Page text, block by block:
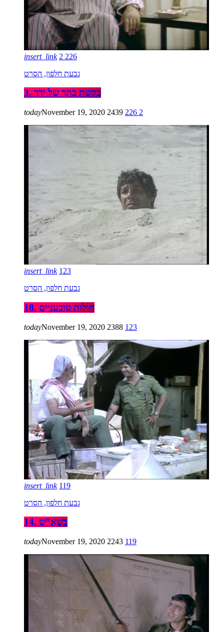
insert_link 2 226
גבעת חלפון, הסרט
3. בקשת בתך של ידך
todayNovember 19, 2020 2439 226 2
insert_link 123
גבעת חלפון, הסרט
18. חולות טובעניים
todayNovember 19, 2020 2388 123
insert_link 119
גבעת חלפון, הסרט
14. בשא”ש
todayNovember 19, 2020 2243 119